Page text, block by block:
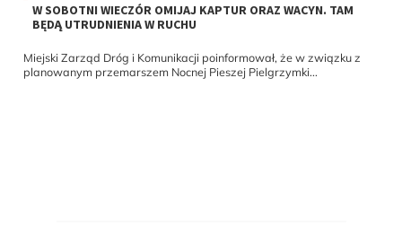
W SOBOTNI WIECZÓR OMIJAJ KAPTUR ORAZ WACYN. TAM
BĘDĄ UTRUDNIENIA W RUCHU
Miejski Zarząd Dróg i Komunikacji poinformował, że w związku z
planowanym przemarszem Nocnej Pieszej Pielgrzymki...